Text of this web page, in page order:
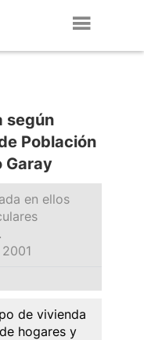
según
Población
Garay
en ellos
de vivienda
hogares y